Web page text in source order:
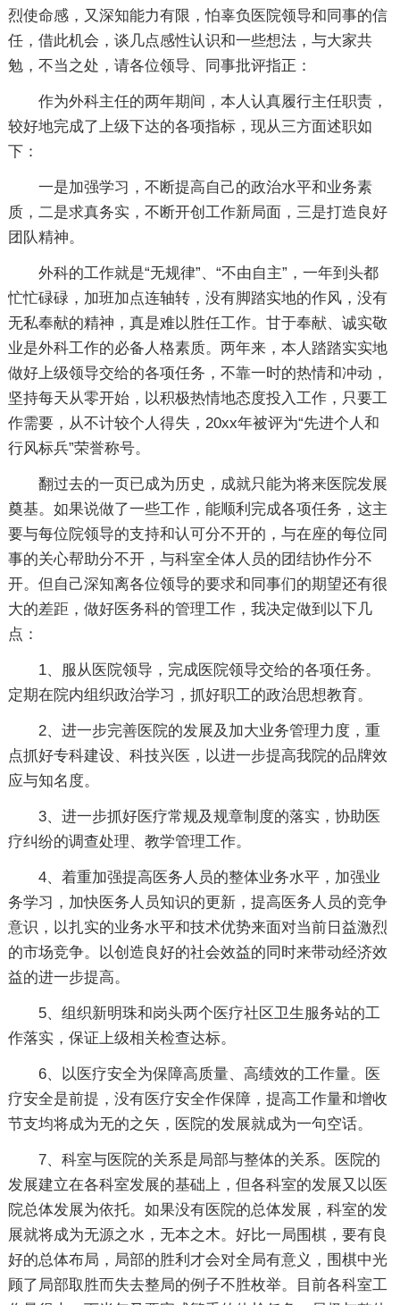
烈使命感，又深知能力有限，怕辜负医院领导和同事的信
任，借此机会，谈几点感性认识和一些想法，与大家共
勉，不当之处，请各位领导、同事批评指正：
作为外科主任的两年期间，本人认真履行主任职责，
较好地完成了上级下达的各项指标，现从三方面述职如
下：
一是加强学习，不断提高自己的政治水平和业务素
质，二是求真务实，不断开创工作新局面，三是打造良好
团队精神。
外科的工作就是“无规律”、“不由自主”，一年到头都
忙忙碌碌，加班加点连轴转，没有脚踏实地的作风，没有
无私奉献的精神，真是难以胜任工作。甘于奉献、诚实敬
业是外科工作的必备人格素质。两年来，本人踏踏实实地
做好上级领导交给的各项任务，不靠一时的热情和冲动，
坚持每天从零开始，以积极热情地态度投入工作，只要工
作需要，从不计较个人得失，20xx年被评为“先进个人和
行风标兵”荣誉称号。
翻过去的一页已成为历史，成就只能为将来医院发展
奠基。如果说做了一些工作，能顺利完成各项任务，这主
要与每位院领导的支持和认可分不开的，与在座的每位同
事的关心帮助分不开，与科室全体人员的团结协作分不
开。但自己深知离各位领导的要求和同事们的期望还有很
大的差距，做好医务科的管理工作，我决定做到以下几
点：
1、服从医院领导，完成医院领导交给的各项任务。
定期在院内组织政治学习，抓好职工的政治思想教育。
2、进一步完善医院的发展及加大业务管理力度，重
点抓好专科建设、科技兴医，以进一步提高我院的品牌效
应与知名度。
3、进一步抓好医疗常规及规章制度的落实，协助医
疗纠纷的调查处理、教学管理工作。
4、着重加强提高医务人员的整体业务水平，加强业
务学习，加快医务人员知识的更新，提高医务人员的竞争
意识，以扎实的业务水平和技术优势来面对当前日益激烈
的市场竞争。以创造良好的社会效益的同时来带动经济效
益的进一步提高。
5、组织新明珠和岗头两个医疗社区卫生服务站的工
作落实，保证上级相关检查达标。
6、以医疗安全为保障高质量、高绩效的工作量。医
疗安全是前提，没有医疗安全作保障，提高工作量和增收
节支均将成为无的之矢，医院的发展就成为一句空话。
7、科室与医院的关系是局部与整体的关系。医院的
发展建立在各科室发展的基础上，但各科室的发展又以医
院总体发展为依托。如果没有医院的总体发展，科室的发
展就将成为无源之水，无本之木。好比一局围棋，要有良
好的总体布局，局部的胜利才会对全局有意义，围棋中光
顾了局部取胜而失去整局的例子不胜枚举。目前各科室工